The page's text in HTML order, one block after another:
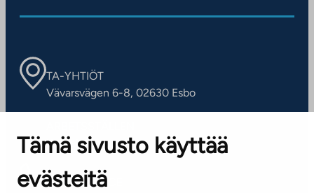
Tämä sivusto käyttää
evästeitä
TA-YHTIÖT
Vävarsvägen 6-8, 02630 Esbo
Kontaktinformation
KUNDSERVICE